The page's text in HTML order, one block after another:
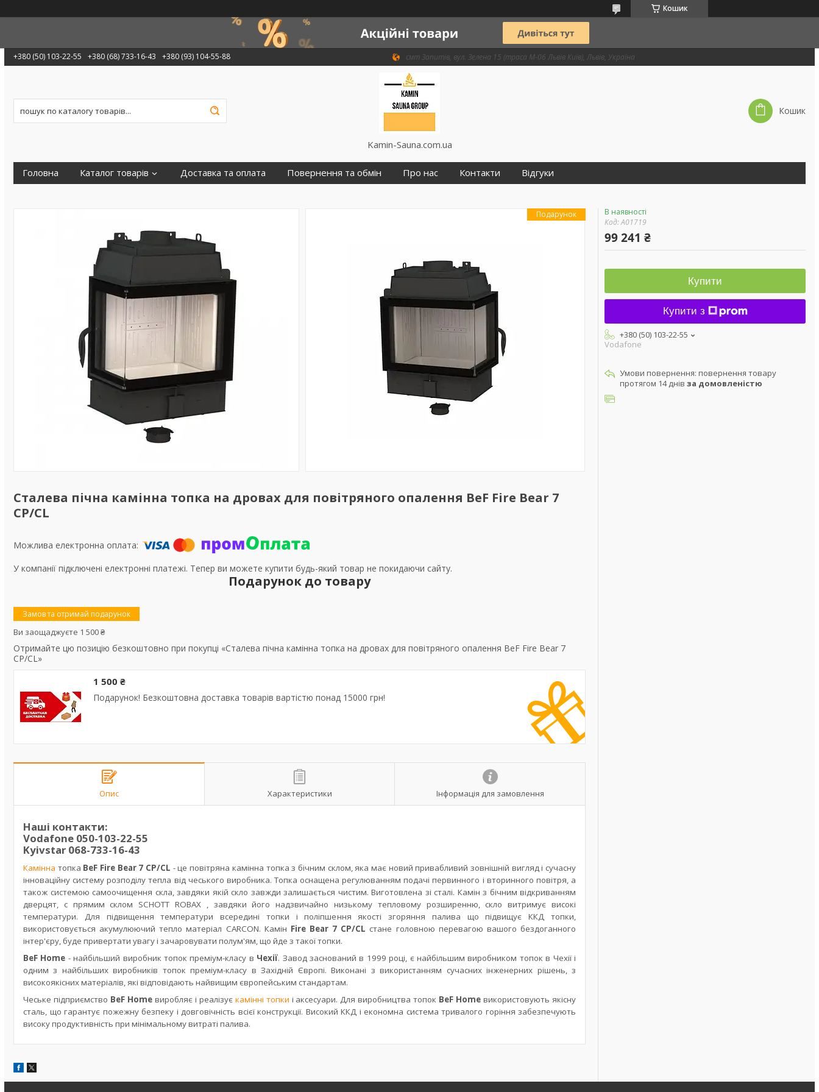
Кошик
+380 (50) 103-22-55 +380 (68) 733-16-43 +380 (93) 104-55-88 смт Запитів, вул. Зелена 15 (траса М-06 Львів Київ), Львів, Україна
Kamin-Sauna.com.ua
Кошик
Головна Каталог товарів Доставка та оплата Повернення та обмін Про нас Контакти Відгуки
Подарунок
Сталева пічна камінна топка на дровах для повітряного опалення BeF Fire Bear 7
CP/CL
У компанії підключені електронні платежі. Тепер ви можете купити будь-який товар не покидаючи сайту.
Подарунок до товару
Замов та отримай подарунок
Ви заощаджуєте 1 500 ₴
Отримайте цю позицію безкоштовно при покупці «Сталева пічна камінна топка на дровах для повітряного опалення BeF Fire Bear 7
CP/CL»
1 500 ₴
Подарунок! Безкоштовна доставка товарів вартістю понад 15000 грн!
Опис Характеристики Інформація для замовлення
Наші контакти:
Vodafone 050-103-22-55
Kyivstar 068-733-16-43
Камінна топка BeF Fire Bear 7 CP/CL - це повітряна камінна топка з бічним склом, яка має новий привабливий зовнішній вигляд і сучасну
інноваційну систему розподілу тепла від чеського виробника. Топка оснащена регулюванням подачі первинного і вторинного повітря, а
також системою самоочищення скла, завдяки якій скло завжди залишається чистим. Виготовлена зі сталі. Камін з бічним відкриванням
дверцят, c прямим склом SCHOTT ROBAX , завдяки його надзвичайно низькому тепловому розширенню, скло витримує високі
температури. Для підвищення температури всередині топки і поліпшення якості згоряння палива що підвищує ККД топки,
використовується акумулюючий тепло матеріал CARCON. Камін Fire Bear 7 CP/CL стане головною перевагою вашого бездоганного
інтер'єру, буде привертати увагу і зачаровувати полум'ям, що йде з такої топки.
BeF Home -найбільший виробник топок преміум-класу в Чехії. Завод заснований в 1999 році, є найбільшим виробником топок в Чехії і
одним з найбільших виробників топок преміум-класу в Західній Європі.Виконані з використанням сучасних інженерних рішень, з
високоякісних матеріалів, які відповідають найвищим європейським стандартам.
Чеське підприємство BeF Home виробляє і реалізує камінні топки і аксесуари. Для виробництва топок BeF Homeвикористовують якісну
сталь, що гарантує пожежну безпеку і довговічність всієї конструкції. Високий ККД і економна система тривалого горіння забезпечують
високу продуктивність при мінімальному витраті палива.
В наявності
Код:А01719
99 241 ₴
Купити
Купити з
+380 (50) 103-22-55
Vodafone
повернення товару
протягом 14 днів за домовленістю